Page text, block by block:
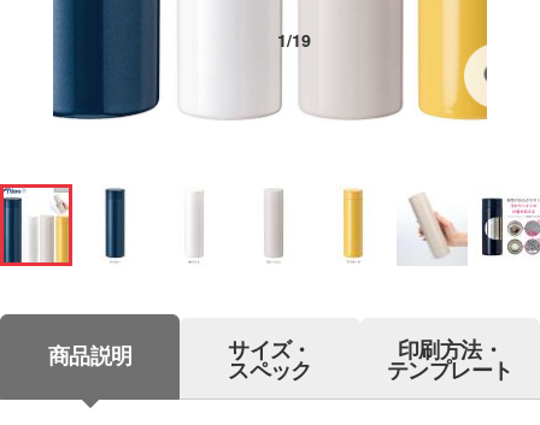
1/19
商品説明 サイズ・
スペック
印刷方法・
テンプレート